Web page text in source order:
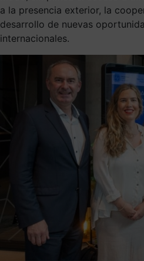
a la presencia exterior, la
desarrollo de nuevas
internacionales.